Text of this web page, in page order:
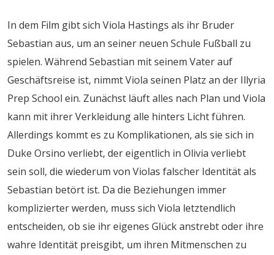
In dem Film gibt sich Viola Hastings als ihr Bruder
Sebastian aus, um an seiner neuen Schule Fußball zu
spielen. Während Sebastian mit seinem Vater auf
Geschäftsreise ist, nimmt Viola seinen Platz an der Illyria
Prep School ein. Zunächst läuft alles nach Plan und Viola
kann mit ihrer Verkleidung alle hinters Licht führen.
Allerdings kommt es zu Komplikationen, als sie sich in
Duke Orsino verliebt, der eigentlich in Olivia verliebt
sein soll, die wiederum von Violas falscher Identität als
Sebastian betört ist. Da die Beziehungen immer
komplizierter werden, muss sich Viola letztendlich
entscheiden, ob sie ihr eigenes Glück anstrebt oder ihre
wahre Identität preisgibt, um ihren Mitmenschen zu